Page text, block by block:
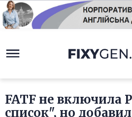
FATF не включила
список", но